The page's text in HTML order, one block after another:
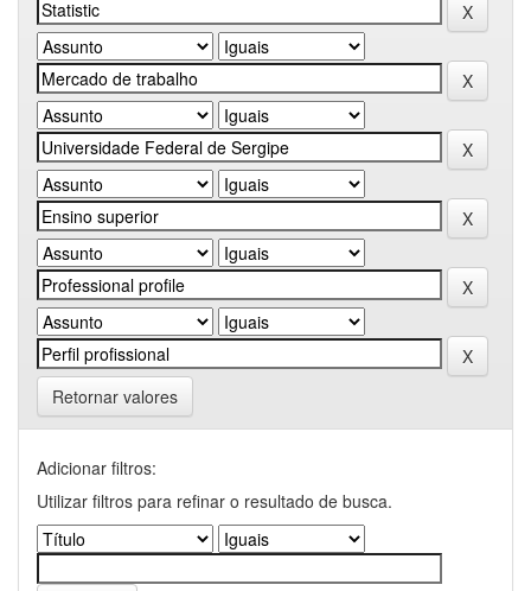
Retornar valores
Adicionar filtros:
Utilizar filtros para refinar o resultado de busca.